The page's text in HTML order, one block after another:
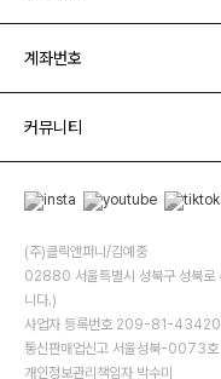
계좌번호
커뮤니티
(주)클릭앤퍼니/김예중
02880 서울특별시 성북구 성북로
니다.)
사업자 등록번호 209-81-43420
통신판매업신고 서울성북-0073호
개인정보관리책임자 박수미